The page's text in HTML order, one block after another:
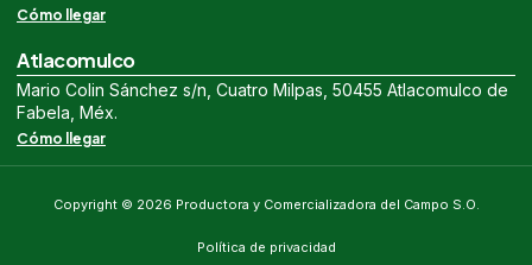
Cómo llegar
Atlacomulco
Mario Colin Sánchez s/n, Cuatro Milpas, 50455 Atlacomulco de
Fabela, Méx.
Cómo llegar
Copyright © 2026 Productora y Comercializadora del Campo S.O.
Política de privacidad